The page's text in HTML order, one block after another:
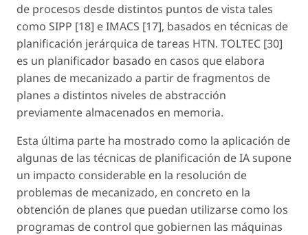
de procesos desde distintos puntos de vista tales
como SIPP [18] e IMACS [17], basados en técnicas de
planificación jerárquica de tareas HTN. TOLTEC [30]
es un planificador basado en casos que elabora
planes de mecanizado a partir de fragmentos de
planes a distintos niveles de abstracción
previamente almacenados en memoria.
Esta última parte ha mostrado como la aplicación de
algunas de las técnicas de planificación de IA supone
un impacto considerable en la resolución de
problemas de mecanizado, en concreto en la
obtención de planes que puedan utilizarse como los
programas de control que gobiernen las máquinas